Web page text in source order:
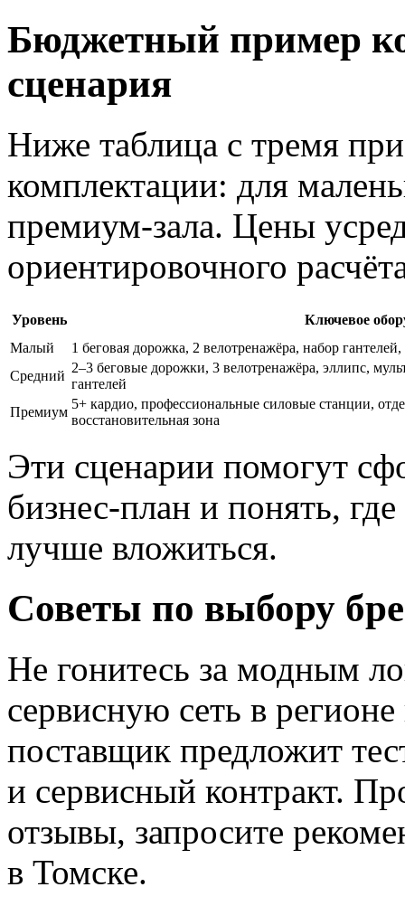
Бюджетный пример
сценария
Ниже таблица с тремя
комплектации: для
премиум‑зала. Цены
ориентировочного
Уровень
Ключевое
Малый
1 беговая дорожка, 2 велотренажёра, набор
Средний
2–3 беговые дорожки, 3 велотренажёра, эллипс,
гантелей
Премиум
5+ кардио, профессиональные силовые станции,
восстановительная зона
Эти сценарии помогут
бизнес‑план и понять,
лучше вложиться.
Советы по выбору
Не гонитесь за модным
сервисную сеть в
поставщик предложит
и сервисный контракт.
отзывы, запросите
в Томске.